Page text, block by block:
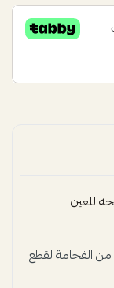
للعين
من الفخامة لقطع